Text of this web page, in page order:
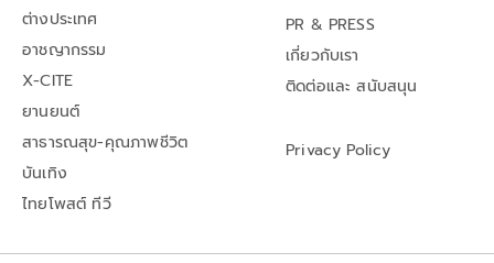
ต่างประเทศ
อาชญากรรม
X-CITE
ยานยนต์
สาธารณสุข-คุณภาพชีวิต
บันเทิง
ไทยโพสต์ ทีวี
PR & PRESS
เกี่ยวกับเรา
ติดต่อและ สนับสนุน
Privacy Policy